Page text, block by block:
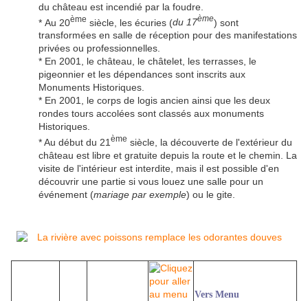
du château est incendié par la foudre.
* Au 20ème siècle, les écuries (du 17ème) sont
transformées en salle de réception pour des manifestations
privées ou professionnelles.
* En 2001, le château, le châtelet, les terrasses, le
pigeonnier et les dépendances sont inscrits aux
Monuments Historiques.
* En 2001, le corps de logis ancien ainsi que les deux
rondes tours accolées sont classés aux monuments
Historiques.
* Au début du 21 ème siècle, la découverte de l'extérieur du
château est libre et gratuite depuis la route et le chemin. La
visite de l'intérieur est interdite, mais il est possible d'en
découvrir une partie si vous louez une salle pour un
événement (mariage par exemple) ou le gite.
Vers Menu